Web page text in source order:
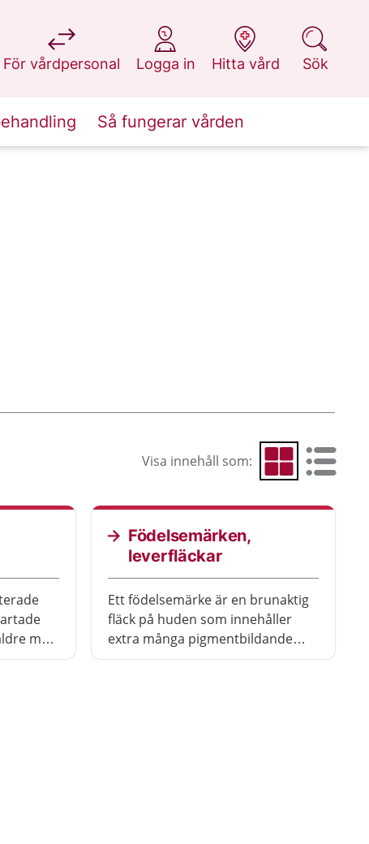
För vårdpersonal
på 1177.se
Logga in
på 1177.se
Hitta vård
på 1177.se
Sök
på 1177.se
Så fungerar vården
Visa innehåll som: Visa som rutnät
Visa som
man
Födelsemärken,
leverfläckar
Ett födelsemärke är en brunaktig
fläck på huden som innehåller
extra många pigmentbildande